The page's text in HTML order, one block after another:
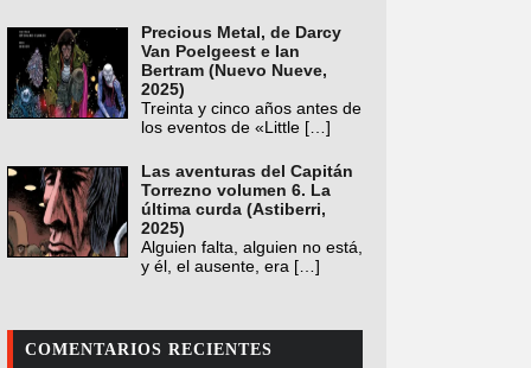
Precious Metal, de Darcy
Van Poelgeest e Ian
Bertram (Nuevo Nueve,
2025)
Treinta y cinco años antes de
los eventos de «Little […]
Las aventuras del Capitán
Torrezno volumen 6. La
última curda (Astiberri,
2025)
Alguien falta, alguien no está,
y él, el ausente, era […]
COMENTARIOS RECIENTES